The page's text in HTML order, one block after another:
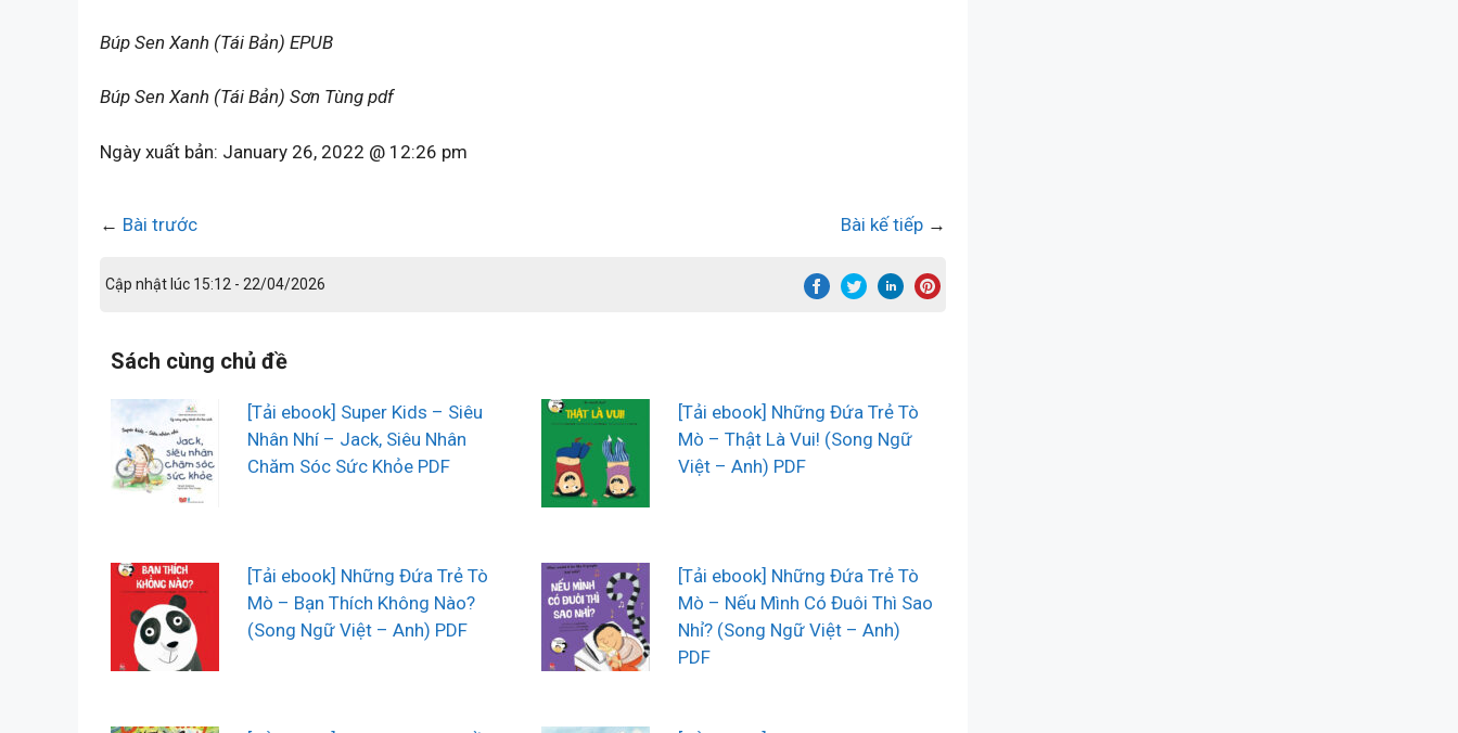
Búp Sen Xanh (Tái Bản) EPUB
Búp Sen Xanh (Tái Bản) Sơn Tùng pdf
Ngày xuất bản: January 26, 2022 @ 12:26 pm
← Bài trước Bài kế tiếp →
Cập nhật lúc 15:12 - 22/04/2026
Sách cùng chủ đề
[Tải ebook] Super Kids – Siêu
Nhân Nhí – Jack, Siêu Nhân
Chăm Sóc Sức Khỏe PDF
[Tải ebook] Những Đứa Trẻ Tò
Mò – Thật Là Vui! (Song Ngữ
Việt – Anh) PDF
[Tải ebook] Những Đứa Trẻ Tò
Mò – Bạn Thích Không Nào?
(Song Ngữ Việt – Anh) PDF
[Tải ebook] Những Đứa Trẻ Tò
Mò – Nếu Mình Có Đuôi Thì Sao
Nhỉ? (Song Ngữ Việt – Anh)
PDF